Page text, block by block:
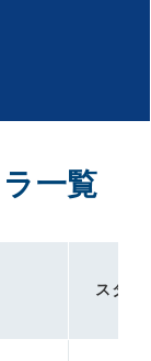
一覧
スタン